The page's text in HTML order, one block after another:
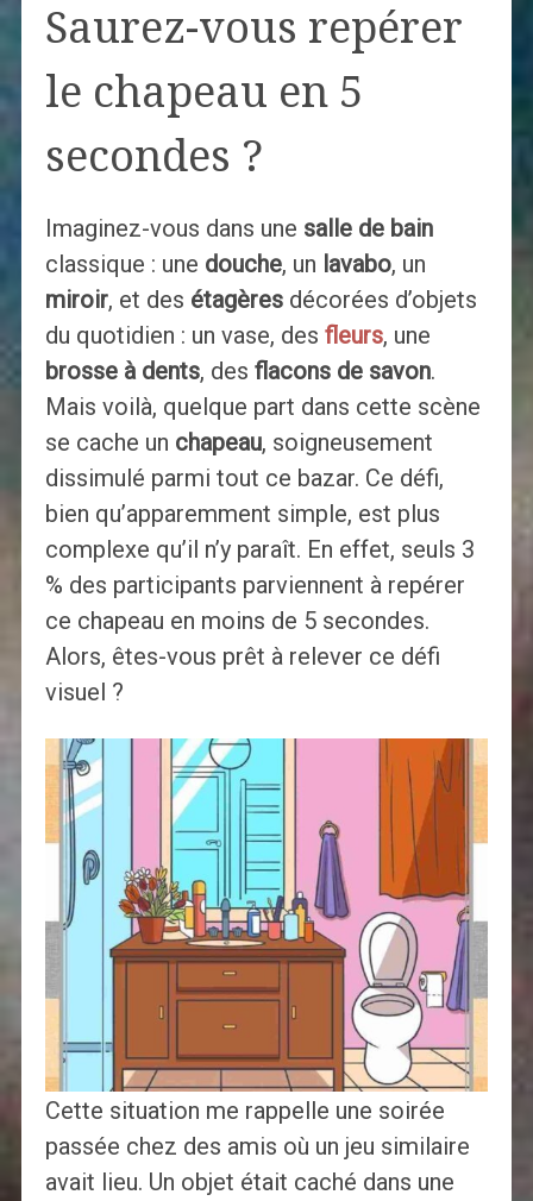
Saurez-vous repérer
le chapeau en 5
secondes ?
Imaginez-vous dans une salle de bain
classique : une douche, un lavabo, un
miroir, et des étagèresdécorées d’objets
du quotidien : un vase, des fleurs, une
brosse à dents, des flacons de savon.
Mais voilà, quelque part dans cette scène
se cache un chapeau, soigneusement
dissimulé parmi tout ce bazar. Ce défi,
bien qu’apparemment simple, est plus
complexe qu’il n’y paraît. En effet, seuls 3
% des participants parviennent à repérer
ce chapeau en moins de 5 secondes.
Alors, êtes-vous prêt à relever ce défi
visuel ?
Cette situation me rappelle une soirée
passée chez des amis où un jeu similaire
avait lieu. Un objet était caché dans une